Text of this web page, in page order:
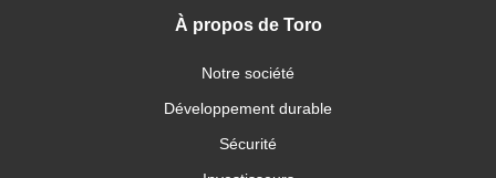
À propos de Toro
Notre société
Développement durable
Sécurité